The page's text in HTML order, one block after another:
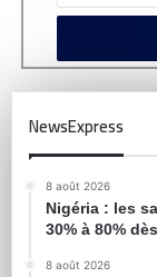
NewsExpress
8 août 2026
Nigéria : les
30% à 80%
8 août 2026